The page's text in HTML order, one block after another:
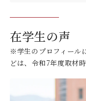
デジタルパンフレット
公式SNS
心理・文化学科（
攻）
九州女子大学大学院
人間科学専攻（
教員検索
就職なんでも相談窓口
対象者別
WEB相談会
大学見学
進路相談会案内
在学生の声
※学生のプロフィール
どは、令和7年度取材